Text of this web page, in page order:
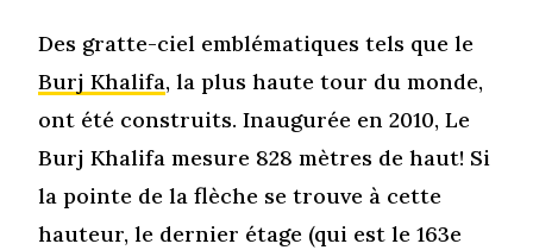
Des gratte-ciel emblématiques tels que le
Burj Khalifa, la plus haute tour du monde,
ont été construits. Inaugurée en 2010, Le
Burj Khalifa mesure 828 mètres de haut! Si
la pointe de la flèche se trouve à cette
hauteur, le dernier étage (qui est le 163e